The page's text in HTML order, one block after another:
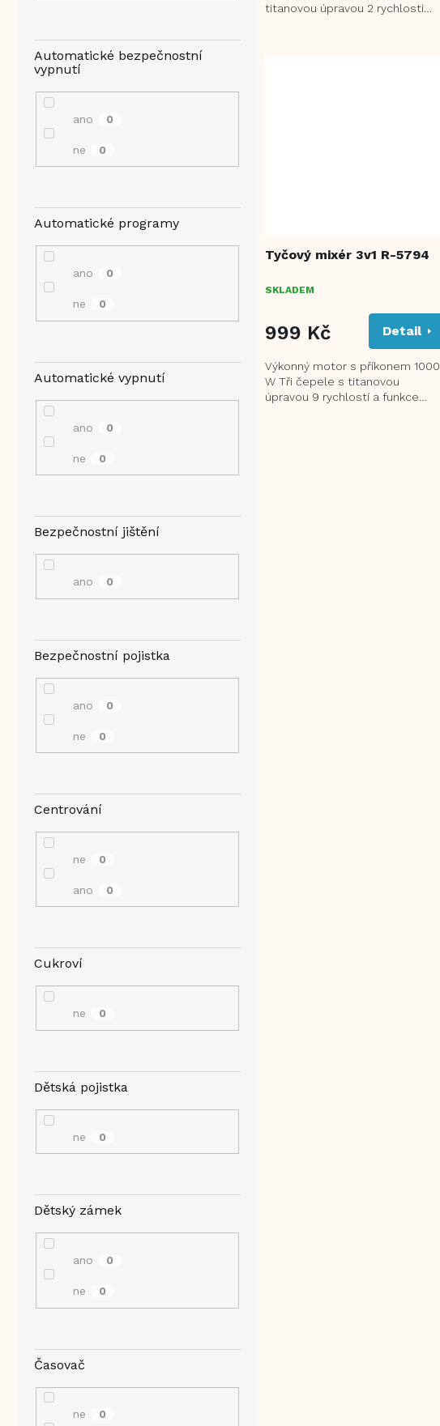
Automatické bezpečnostní
vypnutí
ano 0
ne 0
Automatické programy
ano 0
ne 0
Automatické vypnutí
ano 0
ne 0
Bezpečnostní jištění
ano 0
Bezpečnostní pojistka
ano 0
ne 0
Centrování
ne 0
ano 0
Cukroví
ne 0
Dětská pojistka
ne 0
Dětský zámek
ano 0
ne 0
Časovač
ne 0
titanovou úpravou 2 rychlosti
Tyčový mixér 3v1 R-5794
SKLADEM
999 Kč Detail
Výkonný motor s příkonem 1000
W Tři čepele s titanovou
úpravou 9 rychlostí a funkce